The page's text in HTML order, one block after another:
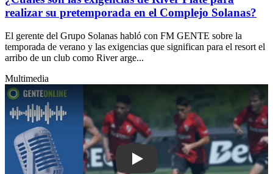
realizar su pretemporada en el Complejo Solanas?
El gerente del Grupo Solanas habló con FM GENTE sobre la
temporada de verano y las exigencias que significan para el resort el
arribo de un club como River arge...
Multimedia
Play: ¿Cuáles son las exigencias de